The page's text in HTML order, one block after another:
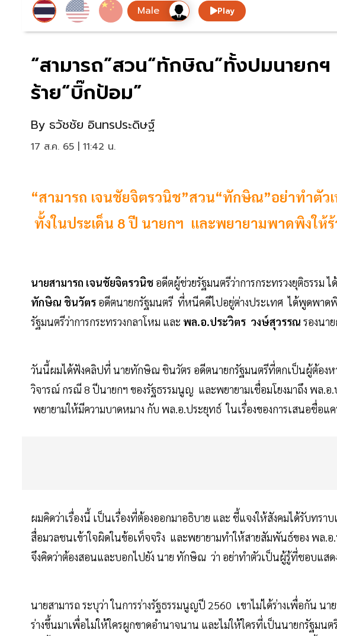
Play
“สามารถ”สวน“ทักษิณ”ทั้งปมนายก
ร้าย“บิ๊กป้อม”
By ธวัชชัย อินทรประดิษฐ์
17 ส.ค. 65 | 11:42 น.
“สามารถ เจนชัยจิตรวนิช”สวน“ทักษิณ”อย่าทำตัว
ทั้งในประเด็น 8 ปี นายกฯ และพยายามพาดพิงให้
นายสามารถ เจนชัยจิตรวนิช อดีตผู้ช่วยรัฐมนตรีว่าการกระทรวงยุติธรรม
ทักษิณ ชินวัตร อดีตนายกรัฐมนตรี ที่หนีคดีไปอยู่ต่างประเทศ ได้พูดพาด
รัฐมนตรีว่าการกระทรวงกลาโหม และ พล.อ.ประวิตร วงษ์สุวรรณ รองนา
วันนี้ผมได้ฟังคลิปที่ นายทักษิณ ชินวัตร อดีตนายกรัฐมนตรีที่ตกเป็นผู้ต้อง
วิจารณ์ กรณี 8 ปีนายกฯ ของรัฐธรรมนูญ และพยายามเชื่อมโยงมาถึง พล.
พยายามให้มีความบาดหมาง กับ พล.อ.ประยุทธ์ ในเรื่องของการเสนอชื่อ
ผมคิดว่าเรื่องนี้ เป็นเรื่องที่ต้องออกมาอธิบาย และ ชี้แจงให้สังคมได้รับทร
สื่อมวลชนเข้าใจผิดในข้อเท็จจริง และพยายามทำให้สายสัมพันธ์ของ พล.
จึงคิดว่าต้องสอนและบอกไปยัง นาย ทักษิณ ว่า อย่าทำตัวเป็นผู้รู้ที่ชอบแสดง
นายสามารถ ระบุว่า ในการร่างรัฐธรรมนูญปี 2560 เขาไม่ได้ร่างเพื่อกัน
ร่างขึ้นมาเพื่อไม่ให้ใครผูกขาดอำนาจนาน และไม่ให้ใครที่เป็นนายกรัฐม